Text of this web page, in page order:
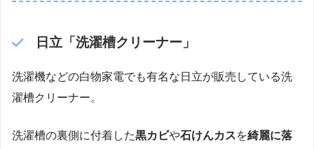
日立「洗濯槽クリーナー」
洗濯機などの白物家電でも有名な日立が販売している洗
濯槽クリーナー。
洗濯槽の裏側に付着した黒カビや石けんカスを綺麗に落